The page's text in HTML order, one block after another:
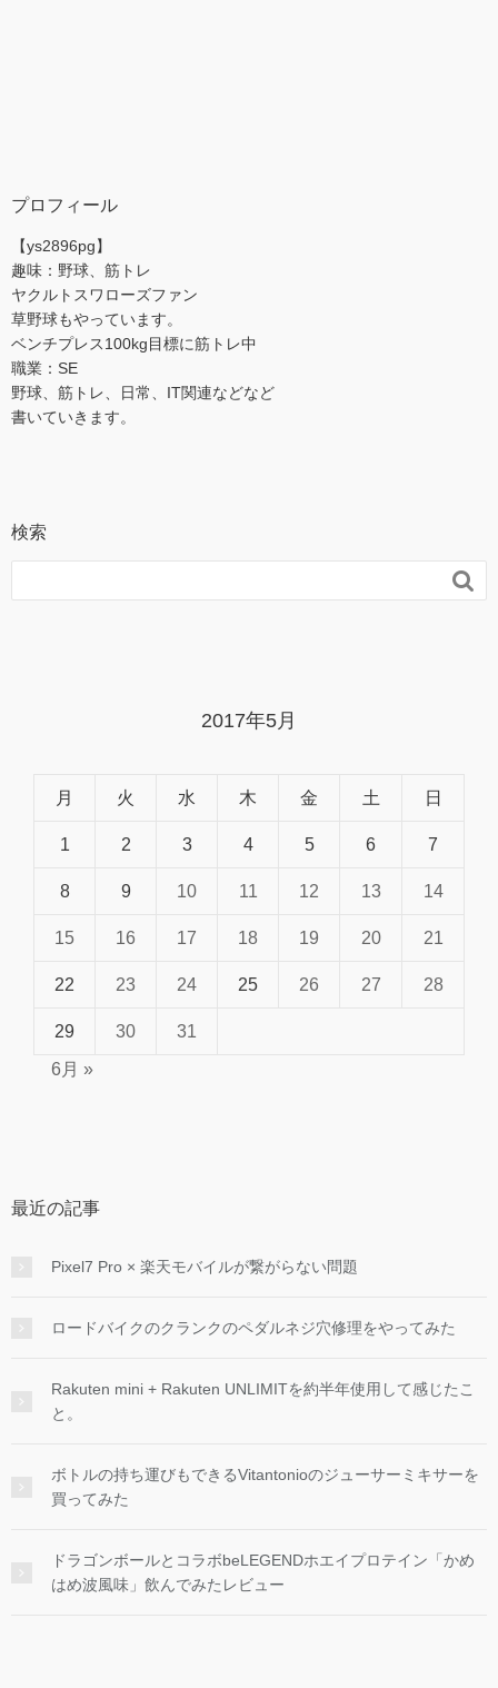
プロフィール
【ys2896pg】
趣味：野球、筋トレ
ヤクルトスワローズファン
草野球もやっています。
ベンチプレス100kg目標に筋トレ中
職業：SE
野球、筋トレ、日常、IT関連などなど
書いていきます。
検索

2017年5月
月 火 水 木 金 土 日
1 2 3 4 5 6 7
8 9 10 11 12 13 14
15 16 17 18 19 20 21
22 23 24 25 26 27 28
29 30
31
6月 »
最近の記事
Pixel7 Pro × 楽天モバイルが繋がらない問題
ロードバイクのクランクのペダルネジ穴修理をやってみた
Rakuten mini + Rakuten UNLIMITを約半年使用して感じたこ
と。
ボトルの持ち運びもできるVitantonioのジューサーミキサーを
買ってみた
ドラゴンボールとコラボbeLEGENDホエイプロテイン「かめ
はめ波風味」飲んでみたレビュー